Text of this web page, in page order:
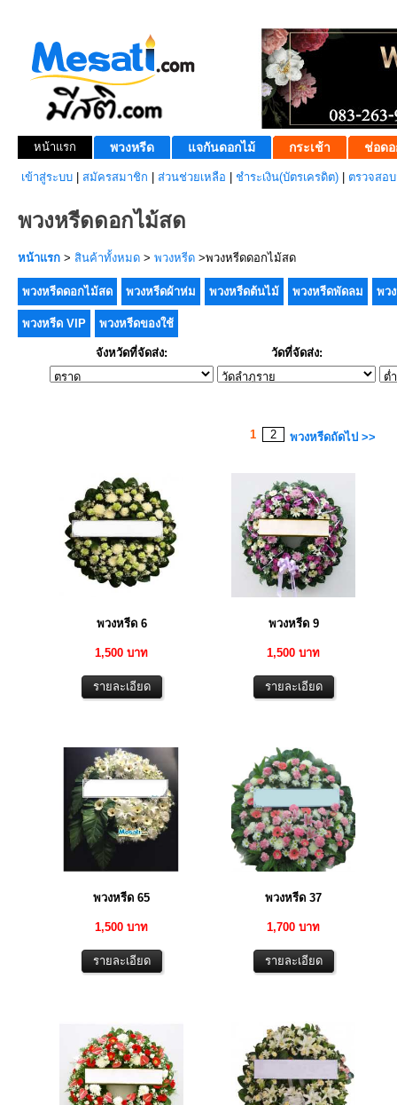
หน้าแรก พวงหรีด แจกันดอกไม้ กระเช้า ช่อดอ
เข้าสู่ระบบ สมัครสมาชิก ส่วนช่วยเหลือ ชำระเงิน(บัตรเครดิต) ตรวจสอ
พวงหรีดดอกไม้สด
หน้าแรก > สินค้าทั้งหมด > พวงหรีด >พวงหรีดดอกไม้สด
พวงหรีดดอกไม้สด พวงหรีดผ้าห่ม พวงหรีดต้นไม้ พวงหรีดพัดลม พว
พวงหรีด VIP พวงหรีดของใช้
จังหวัดที่จัดส่ง: วัดที่จัดส่ง:
1 2 พวงหรีดถัดไป >>
พวงหรีด 6
1,500 บาท
พวงหรีด 9
1,500 บาท
พวงหรีด 65
1,500 บาท
พวงหรีด 37
1,700 บาท